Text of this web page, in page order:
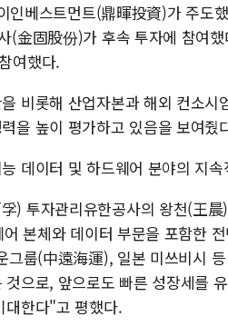
인베스트먼트(鼎暉投資)가 주도
(金固股份)가 후속 투자에 참여
여했다.
비롯해 산업자본과 해외 컨소
을 높이 평가하고 있음을 보여줬
데이터 및 하드웨어 분야의 지
) 투자관리유한공사의 왕천(王
본체와 데이터 부문을 포함한
그룹(中遠海運), 일본 미쓰비시
으로, 앞으로도 빠른 성장세를
대한다"고 평했다.